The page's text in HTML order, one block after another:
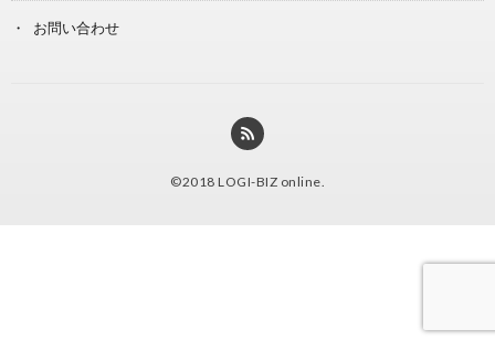
お問い合わせ
©2018 LOGI-BIZ online